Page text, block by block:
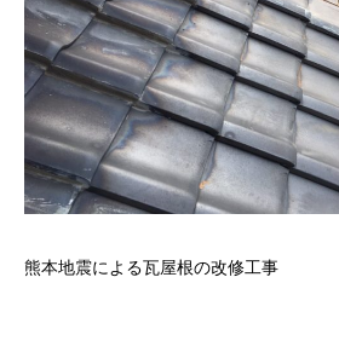
熊本地震による瓦屋根の改修工事